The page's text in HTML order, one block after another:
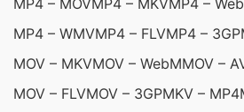
MP4 – MOVMP4 – MKVMP4 –
MP4 – WMVMP4 – FLVMP4 – 3GP
MOV – MKVMOV – WebMMOV –
MOV – FLVMOV – 3GPMKV – MP4